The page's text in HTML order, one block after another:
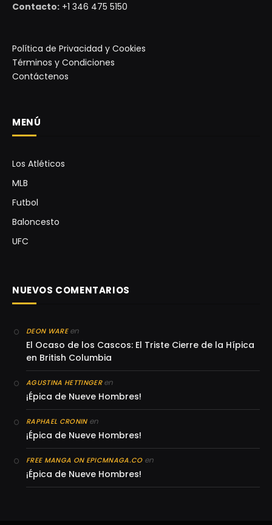
Contacto: +1 346 475 5150
Política de Privacidad y Cookies
Términos y Condiciones
Contáctenos
MENÚ
Los Atléticos
MLB
Futbol
Baloncesto
UFC
NUEVOS COMENTARIOS
DEON WAREen
El Ocaso de los Cascos: El Triste Cierre de la Hípica
en British Columbia
AGUSTINA HETTINGERen
¡Épica de Nueve Hombres!
RAPHAEL CRONINen
¡Épica de Nueve Hombres!
FREE MANGA ON EPICMNAGA.COen
¡Épica de Nueve Hombres!